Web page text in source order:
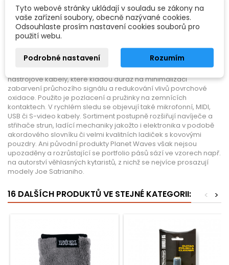
O společnosti Planet Waves:
V roce 1994 rozběhli v Hicksville (N.Y., USA) Howard a Robert
Silagy malou firmu na výrobu kytarových popruhů s jediným
cílem vyrábět atraktivní a odolné pásy z kvalitních materiálů. V
roce 1998 vysoce prosperující firmu kupuje D´Addario a
začleňuje ji do své celosvětově známé rodiny příslušenství pro
nástroje. Výroba expanduje i mimo kytarové oblasti. Planet
Waves po pečlivém vývoji uvádějí na trh velmi kvalitní
nástrojové kabely, které kladou důraz na minimalizaci
zabarvení průchozího signálu a redukování vlivů povrchové
oxidace. Použito je pozlacení a pružinky na zemnících
kontaktech. V rychlém sledu se objevují také mikrofonní, MIDI,
USB či S-video kabely. Sortiment postupně rozšiřují navíječe a
střihače strun, ladící mechaniky jakožto i elektronika v podobě
akordového slovníku či velmi kvalitních ladiček s kovovými
pouzdry. Ani původní produkty Planet Waves však nejsou
upozaděny a rozrůstající se portfolio pásů sází ve vzorech např.
na autorství věhlasných kytaristů, z nichž se nejvíce prosazují
modely Joe Satrianiho.
16 DALŠÍCH PRODUKTŮ VE STEJNÉ KATEGORII: >
<
Tyto webové stránky ukládají v souladu se zákony na
vaše zařízení soubory, obecně nazývané cookies.
Odsouhlaste prosím nastavení cookies souborů pro
použití webu.
Podrobné nastavení Rozumím